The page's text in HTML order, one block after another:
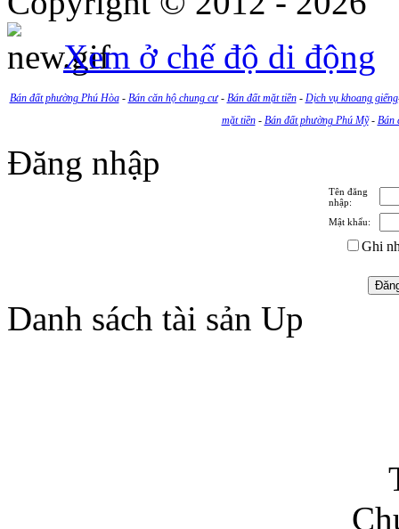
Xem ở chế độ di động
Bán đất phường Phú Hòa- Bán căn hộ chung cư- Bán đất mặt tiền- Dịch vụ khoang giếng
mặt tiền- Bán đất phường Phú Mỹ- Bán
Đăng nhập
Tên đăng
nhập:
Mật khẩu:
Ghi
Danh sách tài sản Up